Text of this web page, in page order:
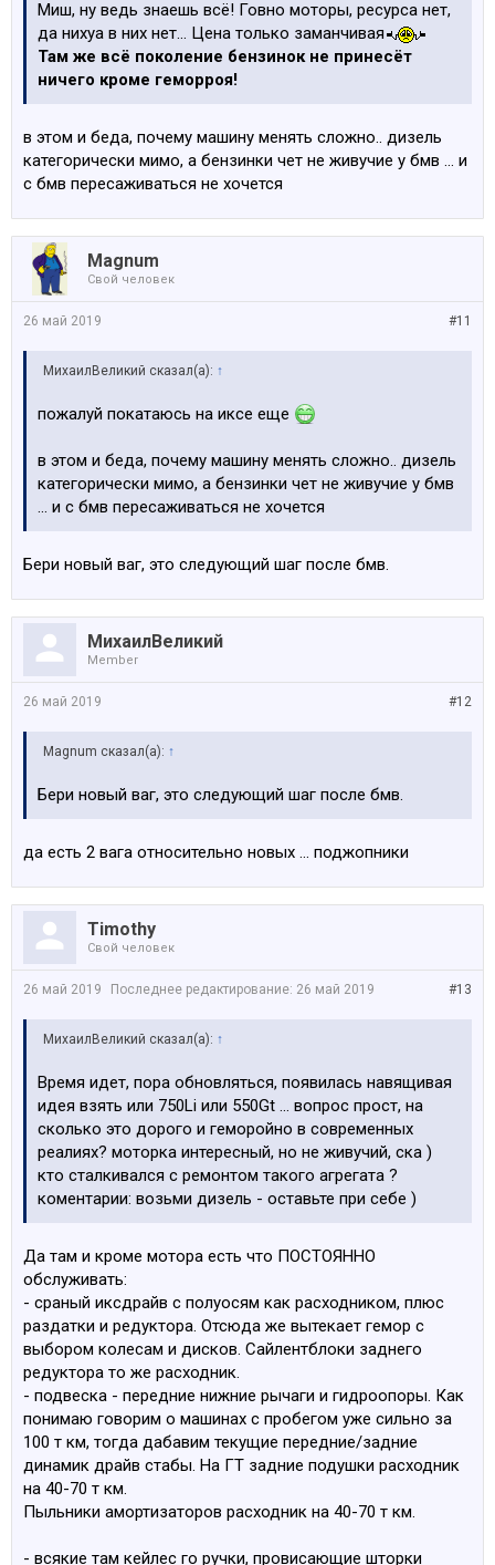
Миш, ну ведь знаешь всё! Говно моторы, ресурса нет,
да нихуа в них нет... Цена только заманчивая
Там же всё поколение бензинок не принесёт
ничего кроме геморроя!
в этом и беда, почему машину менять сложно.. дизель
категорически мимо, а бензинки чет не живучие у бмв ... и
с бмв пересаживаться не хочется
Magnum
Свой человек
#11
26 май 2019
МихаилВеликий сказал(а): ↑
пожалуй покатаюсь на иксе еще
в этом и беда, почему машину менять сложно.. дизель
категорически мимо, а бензинки чет не живучие у бмв
... и с бмв пересаживаться не хочется
Бери новый ваг, это следующий шаг после бмв.
МихаилВеликий
Member
#12
26 май 2019
Magnum сказал(а): ↑
Бери новый ваг, это следующий шаг после бмв.
да есть 2 вага относительно новых ... поджопники
Timothy
Свой человек
#13
26 май 2019 Последнее редактирование: 26 май 2019
МихаилВеликий сказал(а): ↑
Время идет, пора обновляться, появилась навящивая
идея взять или 750Li или 550Gt ... вопрос прост, на
сколько это дорого и геморойно в современных
реалиях? моторка интересный, но не живучий, ска )
кто сталкивался с ремонтом такого агрегата ?
коментарии: возьми дизель - оставьте при себе )
Да там и кроме мотора есть что ПОСТОЯННО
обслуживать:
- сраный иксдрайв с полуосям как расходником, плюс
раздатки и редуктора. Отсюда же вытекает гемор с
выбором колесам и дисков. Сайлентблоки заднего
редуктора то же расходник.
- подвеска - передние нижние рычаги и гидроопоры. Как
понимаю говорим о машинах с пробегом уже сильно за
100 т км, тогда дабавим текущие передние/задние
динамик драйв стабы. На ГТ задние подушки расходник
на 40-70 т км.
Пыльники амортизаторов расходник на 40-70 т км.
- всякие там кейлес го ручки, провисающие шторки